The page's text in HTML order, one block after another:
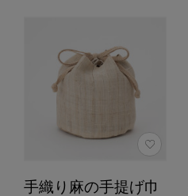
手織り麻の手提げ巾